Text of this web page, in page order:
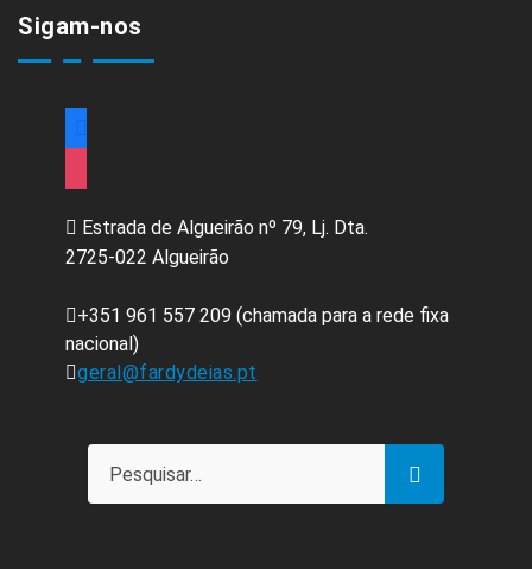
Sigam-nos
facebook
instagram
Estrada de Algueirão nº 79, Lj. Dta.
2725-022 Algueirão
+351 961 557 209 (chamada para a rede fixa
nacional)
geral@fardydeias.pt